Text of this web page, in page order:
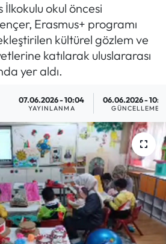
İlkokulu okul öncesi
Erasmus+ programı
kültürel gözlem ve
katılarak uluslararası
yer aldı.
07.06.2026 - 10:04
YAYINLANMA
06.06.2026 -
GÜNCELLEME
Haberleri
ve Fikstür